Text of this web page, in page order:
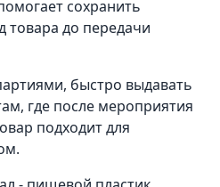
сохранить
товара до передачи
быстро выдавать
где после мероприятия
подходит для